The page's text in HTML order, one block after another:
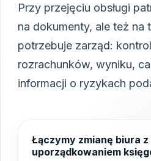
Przy przejęciu obsługi
na dokumenty, ale też na
potrzebuje zarząd:
rozrachunków, wyniku,
informacji o ryzykach
Łączymy zmianę biura z
uporządkowaniem